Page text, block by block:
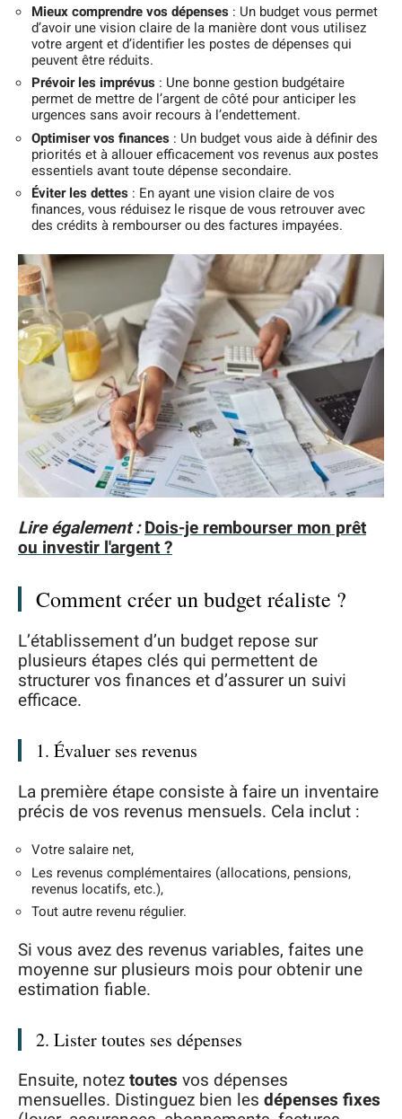
Mieux comprendre vos dépenses : Un budget vous permet
d’avoir une vision claire de la manière dont vous utilisez
votre argent et d’identifier les postes de dépenses qui
peuvent être réduits.
Prévoir les imprévus : Une bonne gestion budgétaire
permet de mettre de l’argent de côté pour anticiper les
urgences sans avoir recours à l’endettement.
Optimiser vos finances : Un budget vous aide à définir des
priorités et à allouer efficacement vos revenus aux postes
essentiels avant toute dépense secondaire.
Éviter les dettes : En ayant une vision claire de vos
finances, vous réduisez le risque de vous retrouver avec
des crédits à rembourser ou des factures impayées.
Lire également :Dois-je rembourser mon prêt
ou investir l'argent ?
Comment créer un budget réaliste ?
L’établissement d’un budget repose sur
plusieurs étapes clés qui permettent de
structurer vos finances et d’assurer un suivi
efficace.
1. Évaluer ses revenus
La première étape consiste à faire un inventaire
précis de vos revenus mensuels. Cela inclut :
Votre salaire net,
Les revenus complémentaires (allocations, pensions,
revenus locatifs, etc.),
Tout autre revenu régulier.
Si vous avez des revenus variables, faites une
moyenne sur plusieurs mois pour obtenir une
estimation fiable.
2. Lister toutes ses dépenses
Ensuite, noteztoutes vos dépenses
mensuelles. Distinguez bien les dépenses fixes